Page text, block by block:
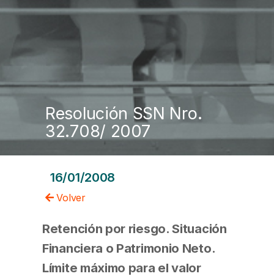
Resolución SSN Nro.
32.708/ 2007
16/01/2008
Volver
Retención por riesgo. Situación
Financiera o Patrimonio Neto.
Límite máximo para el valor